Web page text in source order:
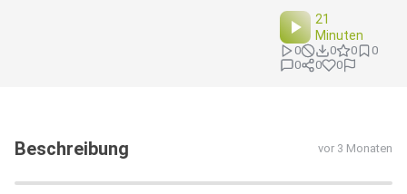
21
Minuten
0 0 0
0
0
0 0
Beschreibung vor 3 Monaten